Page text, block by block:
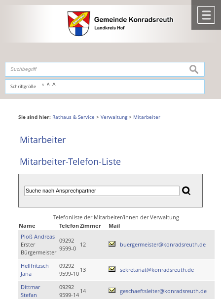
,zur Navigationoderzur Startseitespringen.
Schriftgröße A A A
suchen
Sie sind hier: Rathaus & Service > Verwaltung> Mitarbeiter
Mitarbeiter
Mitarbeiter-Telefon-Liste
Telefonliste der Mitarbeiter/innen der Verwaltung
Name
TelefonZimmer
Mail
Ploß Andreas
Erster
Bürgermeister
09292
9599-0
12 buergermeister@konradsreuth.de
Hellfritzsch
Jana
09292
9599-10
13 sekretariat@konradsreuth.de
Dittmar
Stefan
09292
9599-14
14 geschaeftsleiter@konradsreuth.de